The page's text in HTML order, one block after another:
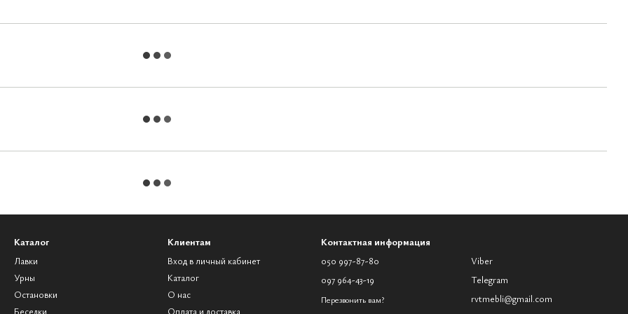
Каталог
Лавки
Урны
Остановки
Беседки
Клиентам
Вход в личный кабинет
Каталог
О нас
Оплата и доставка
Контактная информация
050 997-87-80
097 964-43-19
Перезвонить вам?
Viber
Telegram
rvtmebli@gmail.com